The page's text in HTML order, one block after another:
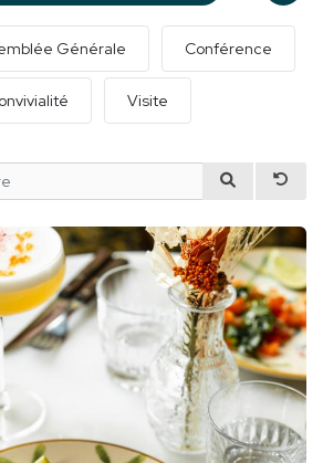
Générale Conférence
Visite